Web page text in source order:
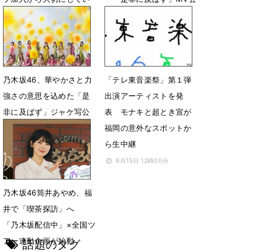
る想い明かす
6月30日 22時09分 6月28日 14時59分
乃木坂46、華やかさと力
強さの意思を込めた「是
非に及ばず」ジャケ写公
6月22日 12時06分
「テレ東音楽祭」第１弾
出演アーティストを発
表 モナキと超とき宣が
福岡の意外なスポットか
ら生中継
6月15日 12時00分
乃木坂46筒井あやめ、福
井で「喫茶探訪」へ
「乃木坂配信中」×全国ツ
アー連動企画が始動
話題のタグ